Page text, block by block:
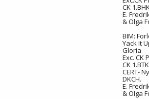
CK
E.
& Olga
BIM:
Yack It
Gloria
Exc. CK
CK 1.BTK
CERT-
DKCH.
E.
& Olga